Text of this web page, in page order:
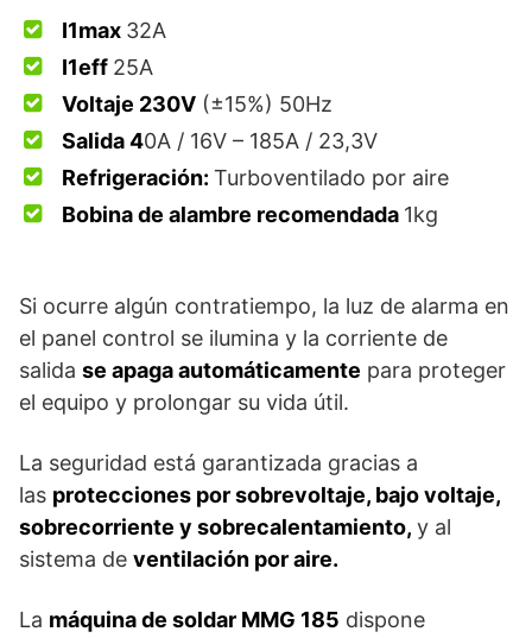
I1max 32A
I1eff 25A
Voltaje 230V (±15%) 50Hz
Salida 40A / 16V – 185A / 23,3V
Refrigeración: Turboventilado por aire
Bobina de alambre recomendada 1kg
Si ocurre algún contratiempo, la luz de alarma en
el panel control se ilumina y la corriente de
salida se apaga automáticamente para proteger
el equipo y prolongar su vida útil.
La seguridad está garantizada gracias a
las protecciones por sobrevoltaje, bajo voltaje,
sobrecorriente y sobrecalentamiento, y al
sistema de ventilación por aire.
La máquina de soldar MMG 185 dispone